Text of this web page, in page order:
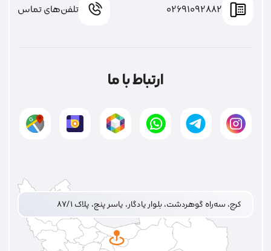
02691092882 تلفن‌های تماس
ارتباط با ما
کرج، سه‌راه گوهردشت، بلوار یادگار، یاسر پنج، پلاک ۸۷/۱